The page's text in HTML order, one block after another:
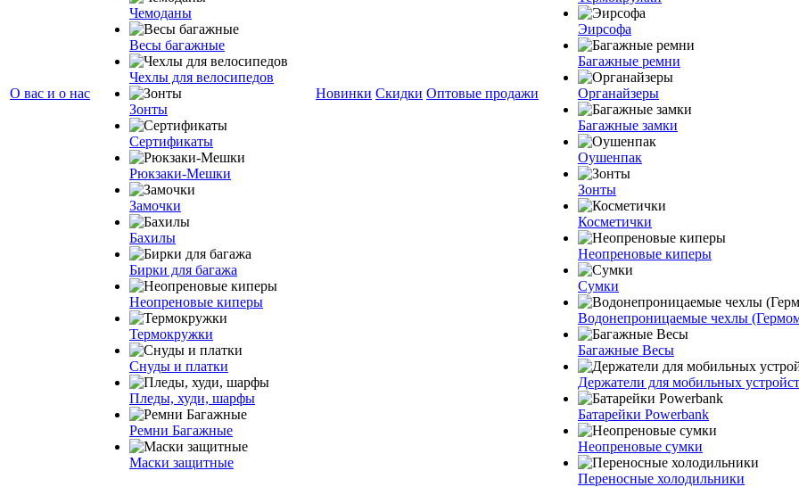
О вас и о нас
Чемоданы
Весы багажные
Чехлы для велосипедов
Зонты
Сертификаты
Рюкзаки-Мешки
Замочки
Бахилы
Бирки для багажа
Неопреновые киперы
Термокружки
Снуды и платки
Пледы, худи, шарфы
Ремни Багажные
Маски защитные
Новинки Скидки Оптовые продажи
Эирсофа
Багажные ремни
Органайзеры
Багажные замки
Оушенпак
Зонты
Косметички
Неопреновые киперы
Сумки
Водонепроницаемые чехлы
Багажные Весы
Держатели для мобильных
Батарейки Powerbank
Неопреновые сумки
Переносные холодильники